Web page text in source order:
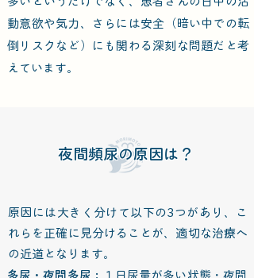
動意欲や気力、さらには安全（暗い中での転
倒リスクなど）にも関わる深刻な問題だと考
えています。
夜間頻尿の原因は？
原因には大きく分けて以下の3つがあり、こ
れらを正確に見分けることが、適切な治療へ
の近道となります。
多尿・夜間多尿：
１日尿量が多い状態・夜間